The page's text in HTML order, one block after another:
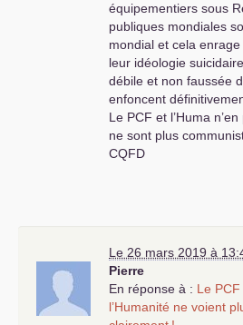
équipementiers sous
publiques mondiales
mondial et cela
leur idéologie
débile et non faussée
enfoncent
Le PCF et l’Huma
ne sont plus
CQFD
Le 26 mars 2019 à
Pierre
En réponse à : Le PCF
l’Humanité ne voient